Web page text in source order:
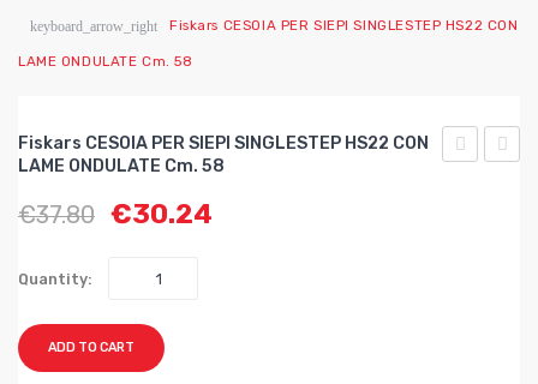
AZIENDA
WISHLIST
keyboard_arrow_right Fiskars CESOIA PER SIEPI SINGLESTEP HS22 CON
LAME ONDULATE Cm. 58
Fiskars CESOIA PER SIEPI SINGLESTEP HS22 CON
LAME ONDULATE Cm. 58
€37.80 €30.24
Quantity:
ADD TO CART